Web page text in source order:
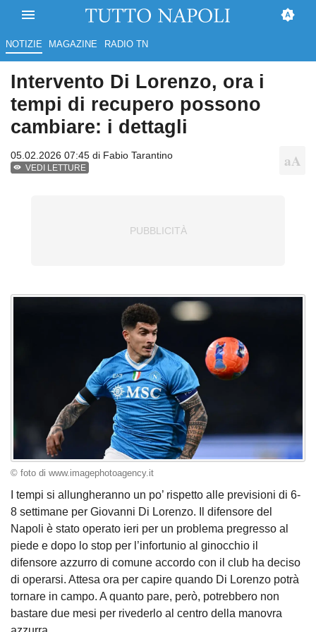
NOTIZIE MAGAZINE RADIO TN
Intervento Di Lorenzo, ora i
tempi di recupero possono
cambiare: i dettagli
05.02.2026 07:45 di Fabio Tarantino
VEDI LETTURE
© foto di www.imagephotoagency.it
I tempi si allungheranno un po’ rispetto alle previsioni di 6-
8 settimane per Giovanni Di Lorenzo. Il difensore del
Napoli è stato operato ieri per un problema pregresso al
piede e dopo lo stop per l’infortunio al ginocchio il
difensore azzurro di comune accordo con il club ha deciso
di operarsi. Attesa ora per capire quando Di Lorenzo potrà
tornare in campo. A quanto pare, però, potrebbero non
bastare due mesi per rivederlo al centro della manovra